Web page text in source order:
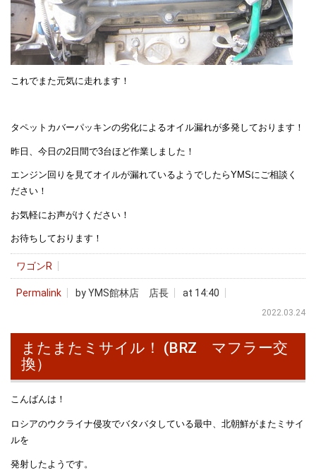
これでまた元気に走れます！
タペットカバーパッキンの劣化によるオイル漏れが多発しております！
昨日、今日の2日間で3台ほど作業しました！
エンジン回りを見てオイルが漏れているようでしたらYMSにご相談く
ださい！
お気軽にお声がけください！
お待ちしております！
ワゴンR
Permalink by YMS館林店 店長 at 14:40
2022.03.24
またまたミサイル！ (BRZ マフラー交
換）
こんばんは！
ロシアのウクライナ侵攻でバタバタしている最中、北朝鮮がまたミサイ
ルを
発射したようです。